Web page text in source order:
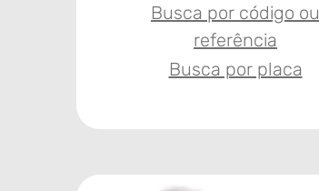
Busca por código ou
referência
Busca por placa